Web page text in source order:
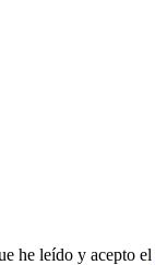
he leído y acepto el